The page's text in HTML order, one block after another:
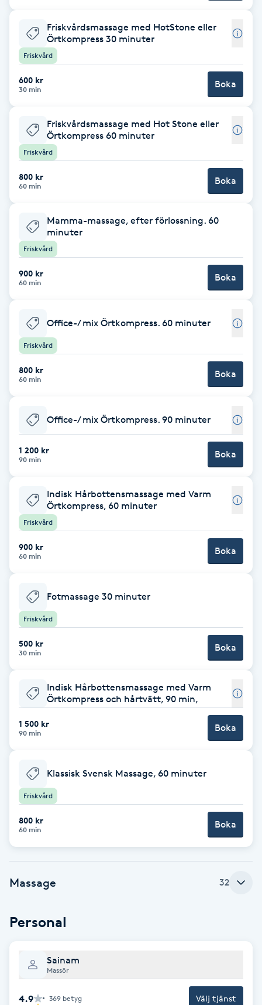
Fotsvamp
Fransar
Fransborttagning
Fransfärgning
Fransförlängning
Fransförlängning Megavolym
Fransförlängning Volym
Fransk manikyr
Frekvensterapi
Friskvård
Frisör
Funktionsanalys
Färgning
Gelenaglar
Gellack
Gellack med förstärkning
Gravidyoga
Gruppträning
Hatha Yoga
Headspa
Healing
Herrklippning
Friskvårdsmassage med HotStone eller
Örtkompress 30 minuter
Friskvård
600 kr
30 min Boka
Friskvårdsmassage med Hot Stone eller
Örtkompress 60 minuter
Friskvård
800 kr
60 min Boka
Mamma-massage, efter förlossning. 60
minuter
Friskvård
900 kr
60 min Boka
Office-/ mix Örtkompress. 60 minuter
Friskvård
800 kr
60 min Boka
Office-/ mix Örtkompress. 90 minuter
1 200 kr
90 min Boka
Indisk Hårbottensmassage med Varm
Örtkompress, 60 minuter
Friskvård
900 kr
60 min Boka
Fotmassage 30 minuter
Friskvård
500 kr
30 min Boka
Indisk Hårbottensmassage med Varm
Örtkompress och hårtvätt, 90 min,
1 500 kr
90 min Boka
Klassisk Svensk Massage, 60 minuter
Friskvård
800 kr
60 min Boka
Massage 32
Personal
Sainam
Massör
4.9 369 betyg Välj tjänst